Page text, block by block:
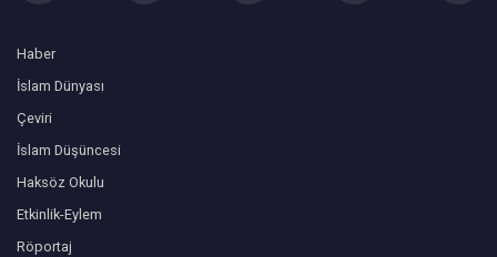
Haber
İslam Dünyası
Çeviri
İslam Düşüncesi
Haksöz Okulu
Etkinlik-Eylem
Röportaj